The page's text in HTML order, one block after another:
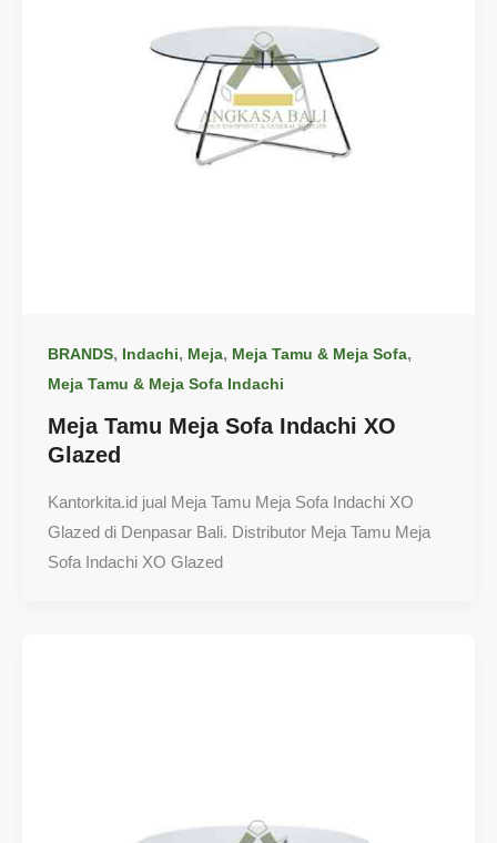
BRANDS, Indachi, Meja, Meja Tamu & Meja Sofa,
Meja Tamu & Meja Sofa Indachi
Meja Tamu Meja Sofa Indachi XO
Glazed
Kantorkita.id jual Meja Tamu Meja Sofa Indachi XO
Glazed di Denpasar Bali. Distributor Meja Tamu Meja
Sofa Indachi XO Glazed